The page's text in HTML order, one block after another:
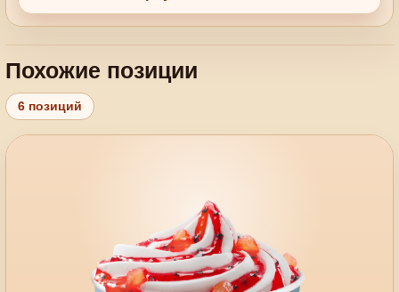
Похожие позиции
6 позиций